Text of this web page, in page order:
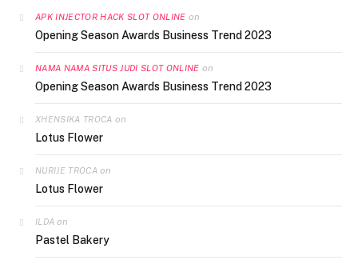
APK INJECTOR HACK SLOT ONLINE on
Opening Season Awards Business Trend 2023
NAMA NAMA SITUS JUDI SLOT ONLINE on
Opening Season Awards Business Trend 2023
XHENSIKA TROCA on
Lotus Flower
NURIJE TROCAon
Lotus Flower
ILDA on
Pastel Bakery